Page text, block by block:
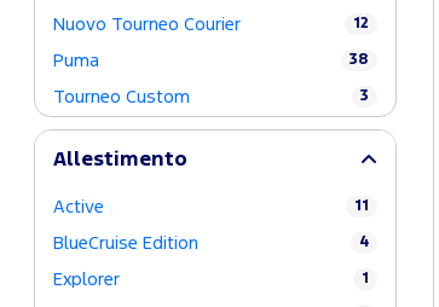
Nuovo Tourneo Courier 12
Puma 38
Tourneo Custom 3
Allestimento
Active 11
BlueCruise Edition 4
Explorer 1